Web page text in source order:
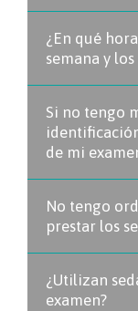
¿En qué
semana y
Si no tengo
de mi
No tengo
prestar los
¿Utilizan
examen?